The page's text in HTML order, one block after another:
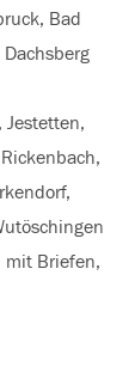
für
Zeitungen
Briefe
im
Landkreis
Waldshut
Bad
Jestetten,
mit Briefen,